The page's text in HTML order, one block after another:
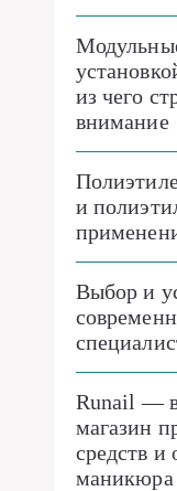
из чего
внимание
и
Выбор и
Runail —
магазин
средств и
маникюра